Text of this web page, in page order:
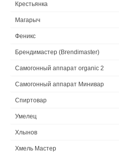
Крестьянка
Магарыч
Феникс
Брендимастер (Brendimaster)
Самогонный аппарат organic 2
Самогонный аппарат Минивар
Спиртовар
Умелец
Хлынов
Хмель Мастер